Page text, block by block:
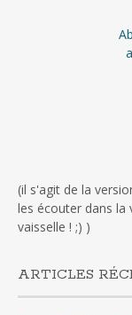
(il s'agit de la
les écouter dans
vaisselle ! ;) )
ARTICLES